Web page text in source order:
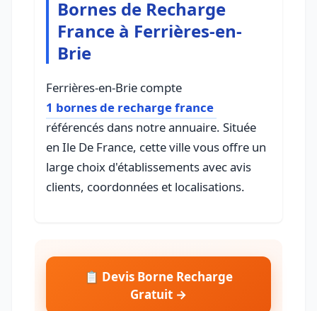
Bornes de Recharge
France à Ferrières-en-
Brie
Ferrières-en-Brie compte
1 bornes de recharge france
référencés dans notre annuaire. Située
en Ile De France, cette ville vous offre un
large choix d'établissements avec avis
clients, coordonnées et localisations.
📋 Devis Borne Recharge
Gratuit →